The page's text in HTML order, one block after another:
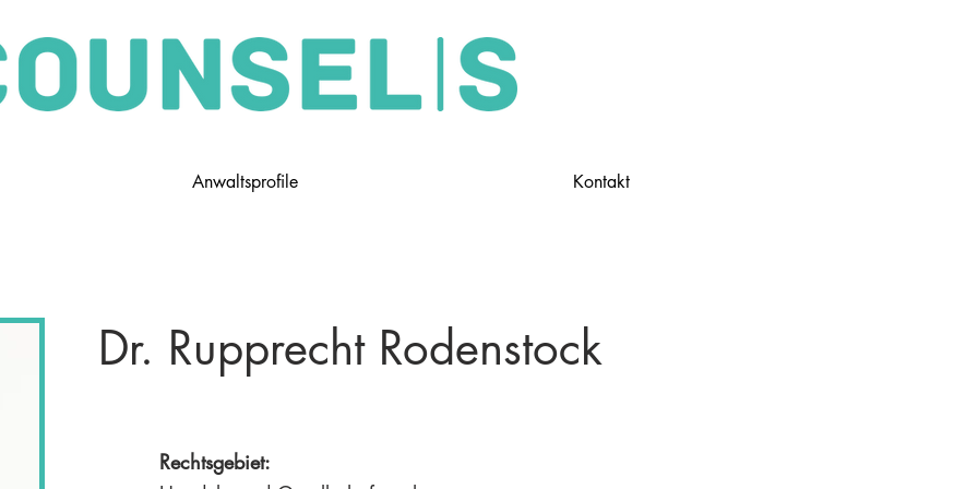
Anwaltsprofile Kontakt
Dr. Rupprecht Rodenstock
Rechtsgebiet: